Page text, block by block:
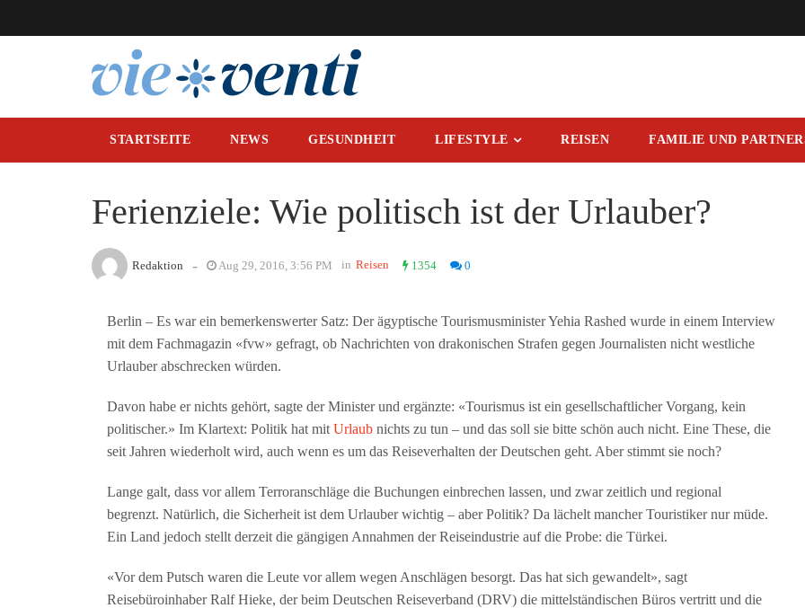
STARTSEITE NEWS GESUNDHEIT LIFESTYLE REISEN FAMILIE UND
Ferienziele: Wie politisch ist der Urlauber?
Redaktion - Aug 29, 2016, 3:56 PM in Reisen 1354 0
Berlin – Es war ein bemerkenswerter Satz: Der ägyptische Tourismusminister Yehia Rashed wurde in einem Interview
mit dem Fachmagazin «fvw» gefragt, ob Nachrichten von drakonischen Strafen gegen Journalisten nicht westliche
Urlauber abschrecken würden.
Davon habe er nichts gehört, sagte der Minister und ergänzte: «Tourismus ist ein gesellschaftlicher Vorgang, kein
politischer.» Im Klartext: Politik hat mit Urlaubnichts zu tun – und das soll sie bitte schön auch nicht. Eine These, die
seit Jahren wiederholt wird, auch wenn es um das Reiseverhalten der Deutschen geht. Aber stimmt sie noch?
Lange galt, dass vor allem Terroranschläge die Buchungen einbrechen lassen, und zwar zeitlich und regional
begrenzt. Natürlich, die Sicherheit ist dem Urlauber wichtig – aber Politik? Da lächelt mancher Touristiker nur müde.
Ein Land jedoch stellt derzeit die gängigen Annahmen der Reiseindustrie auf die Probe: die Türkei.
«Vor dem Putsch waren die Leute vor allem wegen Anschlägen besorgt. Das hat sich gewandelt», sagt
Reisebüroinhaber Ralf Hieke, der beim Deutschen Reiseverband (DRV) die mittelständischen Büros vertritt und die